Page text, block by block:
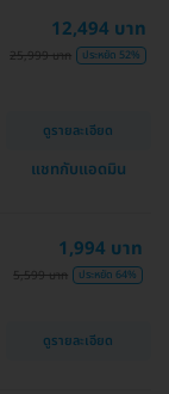
12,494 บาท
25,999 บาท ประหยัด 52%
ดูรายละเอียด
แชทกับแอดมิน
1,994 บาท
5,599 บาท ประหยัด 64%
ดูรายละเอียด